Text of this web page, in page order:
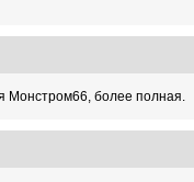
Монстром66, более полная.